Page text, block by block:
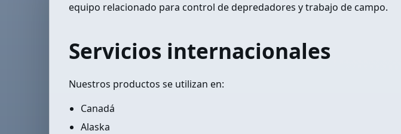
equipo relacionado para control de depredadores y trabajo de campo.
Servicios internacionales
Nuestros productos se utilizan en:
Canadá
Alaska